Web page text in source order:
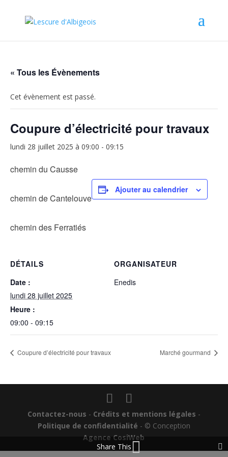
« Tous les Évènements
Cet évènement est passé.
Coupure d’électricité pour travaux
lundi 28 juillet 2025 à 09:00 - 09:15
chemin du Causse
chemin de Cantelouve
chemin des Ferratiés
Ajouter au calendrier
DÉTAILS
Date :
lundi 28 juillet 2025
Heure :
09:00 - 09:15
ORGANISATEUR
Enedis
Coupure d’électricité pour travaux Marché gourmand
Contactez-nous - Crédits et mentions légales -
Politique de confidentialité - © Conception
Agence CosiWeb
Share This